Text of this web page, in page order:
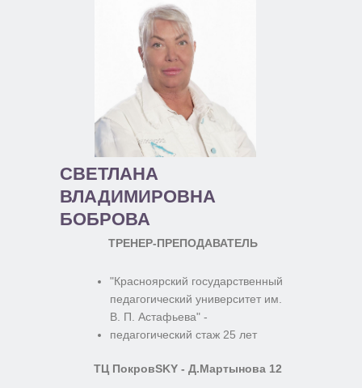
СВЕТЛАНА
ВЛАДИМИРОВНА
БОБРОВА
ТЦ ПокровSKY - Д.Мартынова 12
ТРЕНЕР-ПРЕПОДАВАТЕЛЬ
"Красноярский государственный
педагогический университет им.
В. П. Астафьева" -
педагогический стаж 25 лет